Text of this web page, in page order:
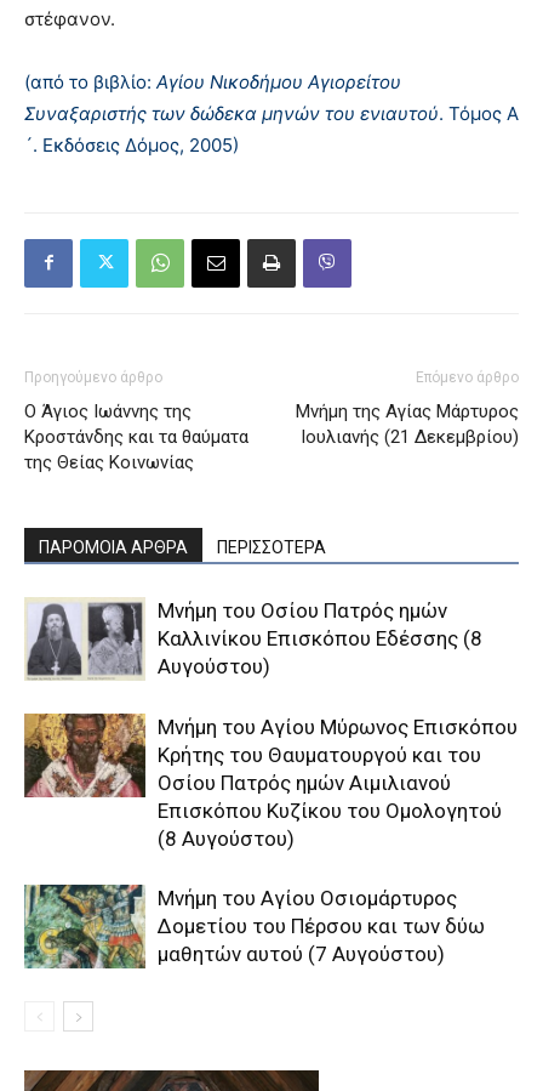
στέφανον.
(από το βιβλίο: Αγίου Νικοδήμου Αγιορείτου
Συναξαριστής των δώδεκα μηνών του ενιαυτού. Τόμος Α
´. Εκδόσεις Δόμος, 2005)
Προηγούμενο άρθρο
Ο Άγιος Ιωάννης της
Κροστάνδης και τα θαύματα
της Θείας Κοινωνίας
Επόμενο άρθρο
Μνήμη της Αγίας Μάρτυρος
Ιουλιανής (21 Δεκεμβρίου)
ΠΑΡΟΜΟΙΑ ΑΡΘΡΑ ΠΕΡΙΣΣΟΤΕΡΑ
Μνήμη του Οσίου Πατρός ημών
Καλλινίκου Επισκόπου Εδέσσης (8
Αυγούστου)
Μνήμη του Aγίου Mύρωνος Eπισκόπου
Kρήτης του Θαυματουργού και του
Oσίου Πατρός ημών Aιμιλιανού
Eπισκόπου Kυζίκου του Oμολογητού
(8 Αυγούστου)
Μνήμη του Aγίου Oσιομάρτυρος
Δομετίου του Πέρσου και των δύω
μαθητών αυτού (7 Αυγούστου)